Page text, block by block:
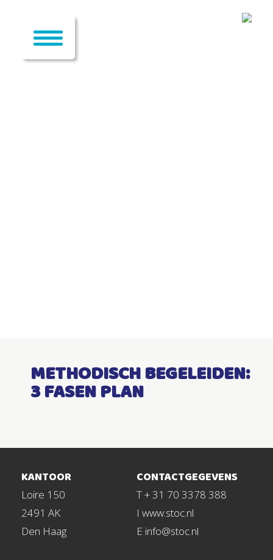
METHODISCH BEGELEIDEN:
3 FASEN PLAN
KANTOOR
Loire 150
2491 AK
Den Haag
CONTACTGEGEVENS
T + 31 70 3378 388
I www.stoc.nl
E info@stoc.nl